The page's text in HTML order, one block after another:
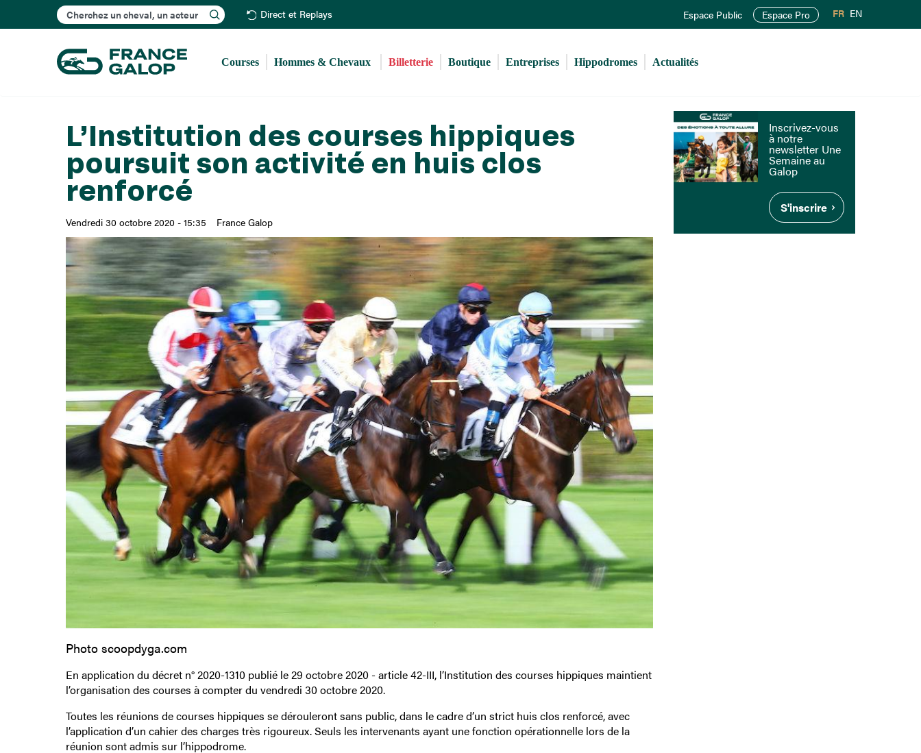
au
principal
Rechercher Direct et Replays Espace Public Espace Pro FR EN
Courses Hommes & Chevaux Billetterie Boutique Entreprises Hippodromes Actualités
L’Institution des courses hippiques
poursuit son activité en huis clos
renforcé
Vendredi 30 octobre 2020 - 15:35 France Galop
Photo scoopdyga.com
En application du décret n° 2020-1310 publié le 29 octobre 2020 - article 42-III, l’Institution des courses hippiques maintient
l’organisation des courses à compter du vendredi 30 octobre 2020.
Toutes les réunions de courses hippiques se dérouleront sans public, dans le cadre d’un strict huis clos renforcé, avec
l’application d’un cahier des charges très rigoureux. Seuls les intervenants ayant une fonction opérationnelle lors de la
réunion sont admis sur l’hippodrome.
Inscrivez-vous
à notre
newsletter Une
Semaine au
Galop
S'inscrire